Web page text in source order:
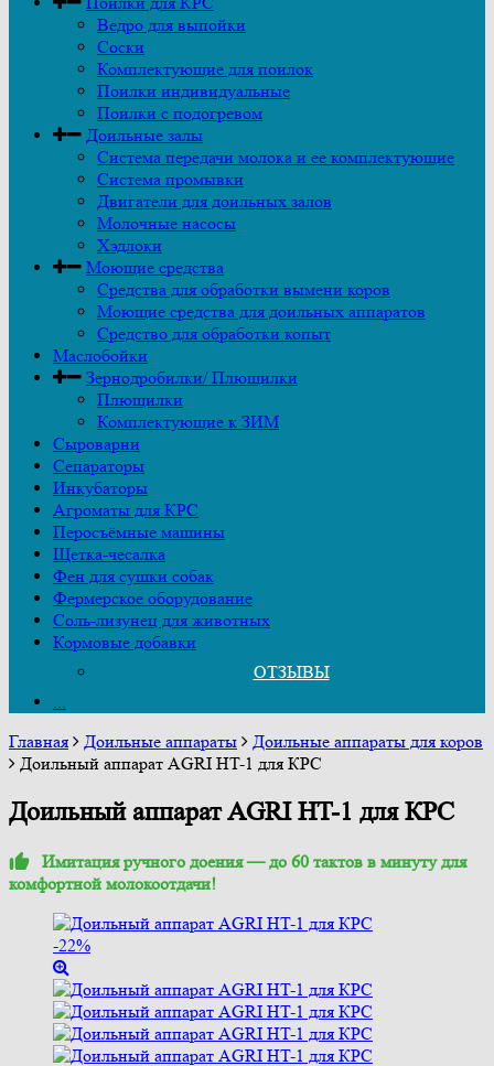
Ведро для выпойки
Соски
Комплектующие для поилок
Поилки индивидуальные
Поилки с подогревом
Доильные залы
Система передачи молока и ее комплектующие
Система промывки
Двигатели для доильных залов
Молочные насосы
Хэдлоки
Моющие средства
Средства для обработки вымени коров
Моющие средства для доильных аппаратов
Средство для обработки копыт
Маслобойки
Зернодробилки/ Плющилки
Плющилки
Комплектующие к ЗИМ
Сыроварни
Сепараторы
Инкубаторы
Агроматы для КРС
Перосъёмные машины
Щетка-чесалка
Фен для сушки собак
Фермерское оборудование
Соль-лизунец для животных
Кормовые добавки
ОТЗЫВЫ
...
Главная
Доильные аппараты
Доильные аппараты для коров
Доильный аппарат AGRI HT-1 для КРС
Доильный аппарат AGRI HT-1 для КРС
Имитация ручного доения — до 60 тактов в минуту для
комфортной молокоотдачи!
-22%